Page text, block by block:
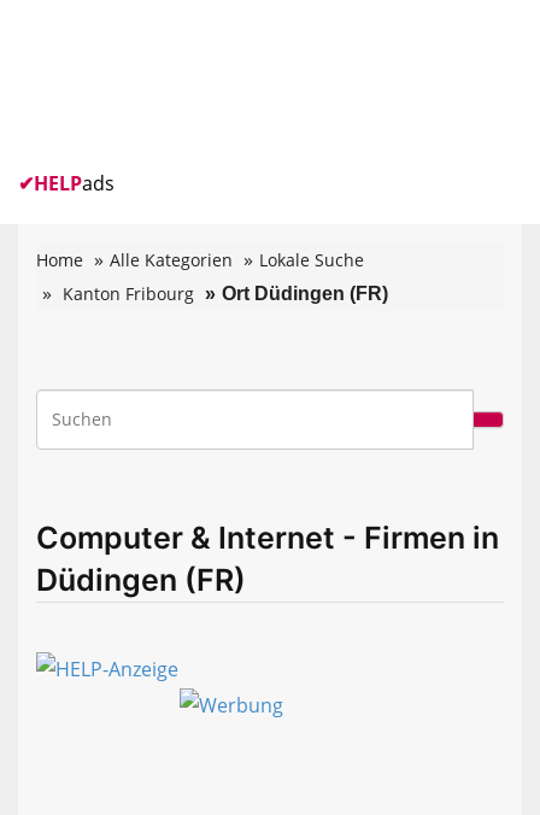
✔HELPads
Home Alle Kategorien
Lokale Suche
Kanton Fribourg
Ort Düdingen (FR)
Computer & Internet - Firmen in
Düdingen (FR)